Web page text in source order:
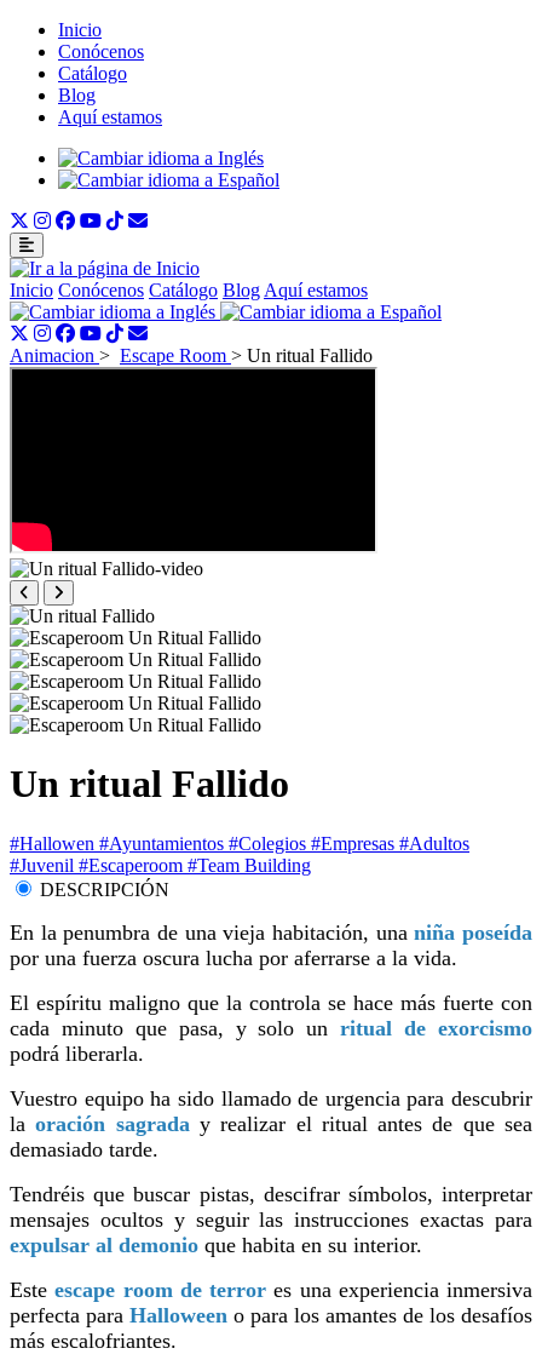
Inicio
Conócenos
Catálogo
Blog
Aquí estamos
Inicio Conócenos Catálogo Blog Aquí estamos
Animacion > Escape Room > Un ritual Fallido
Un ritual Fallido
#Hallowen #Ayuntamientos #Colegios #Empresas #Adultos
#Juvenil #Escaperoom #Team Building
DESCRIPCIÓN
En la penumbra de una vieja habitación, unaniña poseída
por una fuerza oscura lucha por aferrarse a la vida.
El espíritu maligno que la controla se hace más fuerte con
cada minuto que pasa, y solo un ritual de exorcismo
podrá liberarla.
Vuestro equipo ha sido llamado de urgencia para descubrir
laoración sagrada y realizar el ritual antes de que sea
demasiado tarde.
Tendréis que buscar pistas, descifrar símbolos, interpretar
mensajes ocultos y seguir las instrucciones exactas para
expulsar al demonio que habita en su interior.
Esteescape room de terror es una experiencia inmersiva
perfecta para Halloween o para los amantes de los desafíos
más escalofriantes.